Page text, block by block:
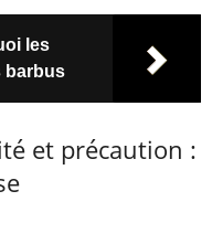
les
barbus
et précaution :